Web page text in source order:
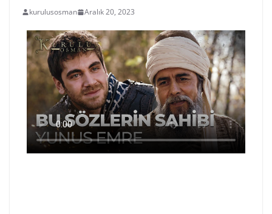
kurulusosman Aralık 20, 2023